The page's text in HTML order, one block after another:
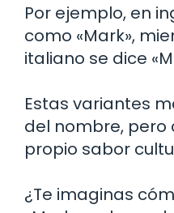
Por ejemplo, en
como «Mark»,
italiano se dice
Estas variantes
del nombre, pero
propio sabor
¿Te imaginas